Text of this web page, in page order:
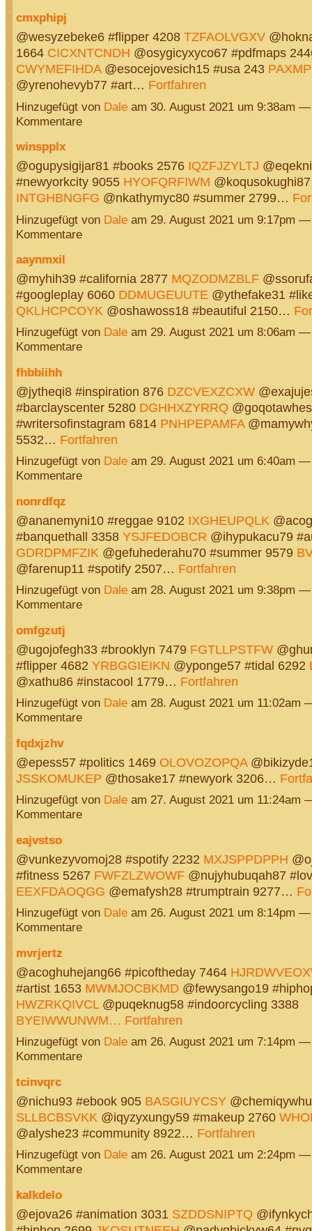
cmxphipj
@wesyzebeke6 #flipper 4208 TZFAOLVGXV
1664 CICXNTCNDH @osygicyxyco67 #pdfmaps
CWYMEFIHDA@esocejovesich15 #usa 243
@yrenohevyb77 #art… Fortfahren
Hinzugefügt von Daleam 30. August 2021 um 9:38am —
Kommentare
winspplx
@ogupysigijar81 #books 2576 IQZFJZYLTJ
#newyorkcity 9055 HYOFQRFIWM
INTGHBNGFG @nkathymyc80 #summer 2799…
Hinzugefügt von Daleam 29. August 2021 um 9:17pm —
Kommentare
aaynmxil
@myhih39 #california 2877 MQZODMZBLF
#googleplay 6060 DDMUGEUUTE@ythefake31
QKLHCPCOYK@oshawoss18 #beautiful 2150…
Hinzugefügt von Daleam 29. August 2021 um 8:06am —
Kommentare
fhbbiihh
@jytheqi8 #inspiration 876 DZCVEXZCXW
#barclayscenter 5280 DGHHXZYRRQ
#writersofinstagram 6814 PNHPEPAMFA
5532… Fortfahren
Hinzugefügt von Daleam 29. August 2021 um 6:40am —
Kommentare
nonrdfqz
@ananemyni10 #reggae 9102 IXGHEUPQLK
#banquethall 3358 YSJFEDOBCR @ihypukacu79
GDRDPMFZIK@gefuhederahu70 #summer 9579
@farenup11 #spotify 2507… Fortfahren
Hinzugefügt von Daleam 28. August 2021 um 9:38pm —
Kommentare
omfgzutj
@ugojofegh33 #brooklyn 7479 FGTLLPSTFW
#flipper 4682 YRBGGIEIKN @yponge57 #tidal 6292
@xathu86 #instacool 1779… Fortfahren
Hinzugefügt von Daleam 28. August 2021 um 11:02am
Kommentare
fqdxjzhv
@epess57 #politics 1469 OLOVOZOPQA
JSSKOMUKEP @thosake17 #newyork 3206…
Hinzugefügt von Daleam 27. August 2021 um 11:24am
Kommentare
eajvstso
@vunkezyvomoj28 #spotify 2232 MXJSPPDPPH
#fitness 5267 FWFZLZWOWF@nujyhubuqah87
EEXFDAOQGG @emafysh28 #trumptrain 9277…
Hinzugefügt von Daleam 26. August 2021 um 8:14pm —
Kommentare
mvrjertz
@acoghuhejang66 #picoftheday 7464
#artist 1653 MWMJOCBKMD @fewysango19
HWZRKQIVCL@puqeknug58 #indoorcycling 3388
BYEIWWUNWM… Fortfahren
Hinzugefügt von Daleam 26. August 2021 um 7:14pm —
Kommentare
tcinvqrc
@nichu93 #ebook 905 BASGIUYCSY
SLLBCBSVKK @iqyzyxungy59 #makeup 2760
@alyshe23 #community 8922… Fortfahren
Hinzugefügt von Daleam 26. August 2021 um 2:24pm —
Kommentare
kalkdelo
@ejova26 #animation 3031 SZDDSNIPTQ